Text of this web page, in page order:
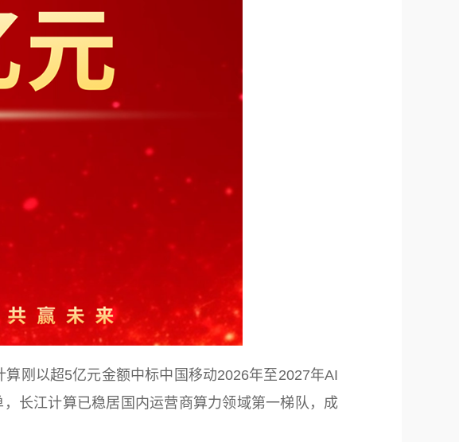
以超5亿元金额中标中国移动2026年至2027年AI
长江计算已稳居国内运营商算力领域第一梯队，成